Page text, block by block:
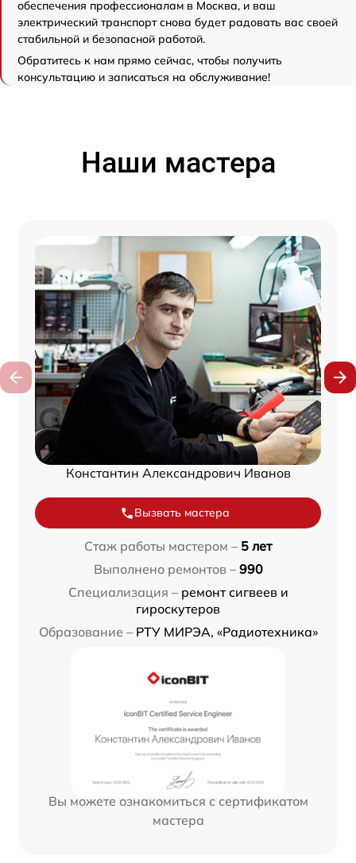
обеспечения профессионалам в Москва, и ваш
электрический транспорт снова будет радовать вас своей
стабильной и безопасной работой.
Обратитесь к нам прямо сейчас, чтобы получить
консультацию и записаться на обслуживание!
Наши мастера
Константин Александрович Иванов
Вызвать мастера
Стаж работы мастером – 5 лет
Выполнено ремонтов – 990
Специализация – ремонт сигвеев и
гироскутеров
Образование – РТУ МИРЭА, «Радиотехника»
Вы можете ознакомиться с сертификатом
мастера